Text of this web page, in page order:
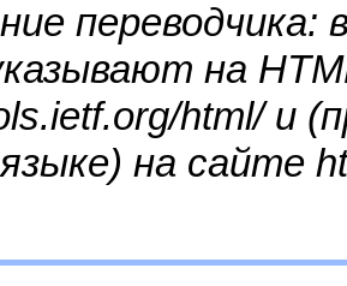
на
html/ и
на сайте